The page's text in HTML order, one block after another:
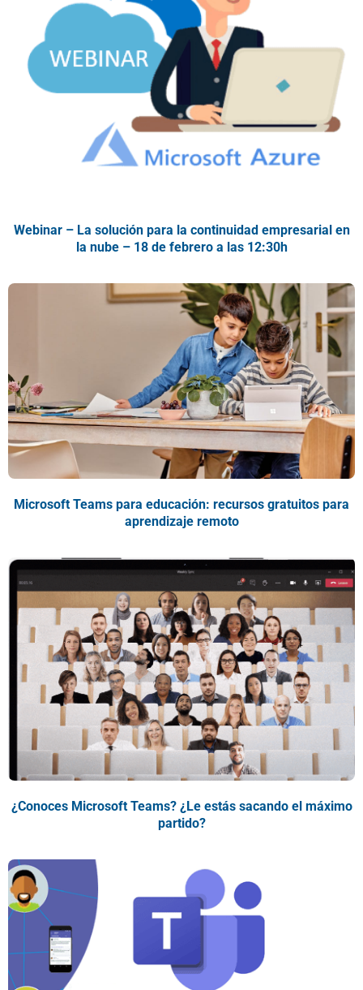
Webinar – La solución para la continuidad empresarial en
la nube – 18 de febrero a las 12:30h
Microsoft Teams para educación: recursos gratuitos para
aprendizaje remoto
¿Conoces Microsoft Teams? ¿Le estás sacando el máximo
partido?